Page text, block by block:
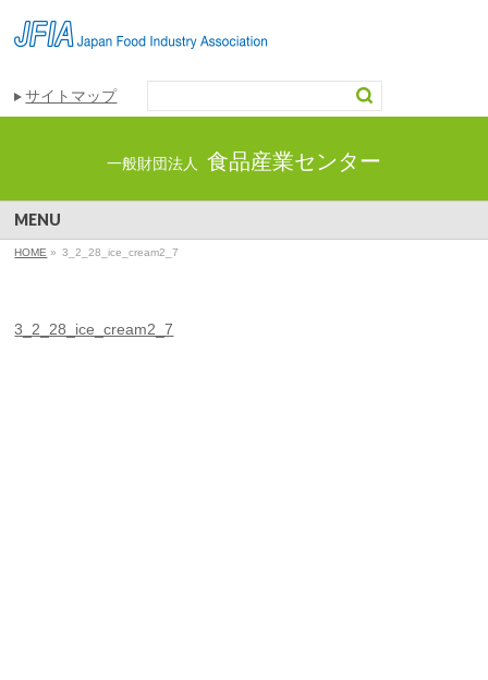
サイトマップ
一般財団法人 食品産業センター
MENU
HOME » 3_2_28_ice_cream2_7
3_2_28_ice_cream2_7